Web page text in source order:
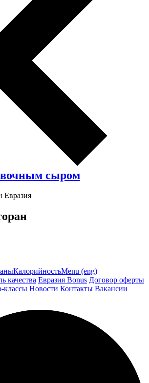
сыром
КалорийностьMenu (eng)
качества Евразия Bonus Договор оферты
классы Новости Контакты Вакансии